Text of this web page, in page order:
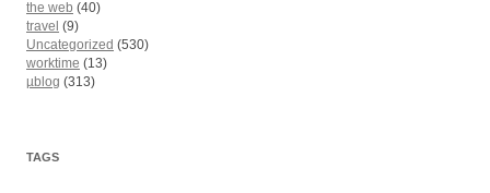
the web (40)
travel (9)
Uncategorized (530)
worktime (13)
µblog (313)
TAGS